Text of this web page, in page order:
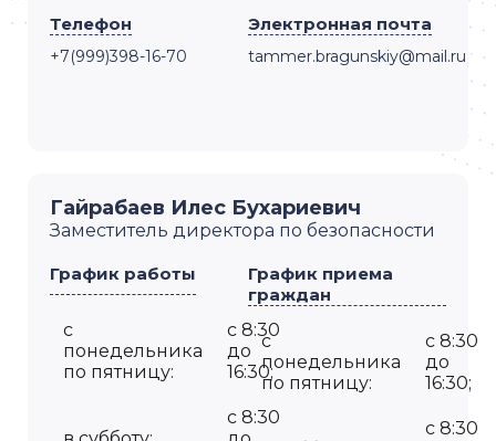
Телефон
+7(999)398-16-70
Электронная почта
tammer.bragunskiy@mail.ru
Гайрабаев Илес Бухариевич
Заместитель директора по безопасности
График работы
с
понедельника
по пятницу:
с 8:30
до
16:30;
с 8:30
График приема
граждан
с
понедельника
по пятницу:
с 8:30
до
16:30;
с 8:30